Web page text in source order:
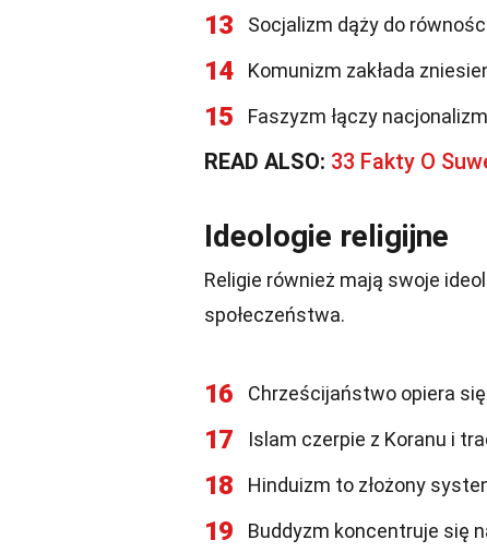
13 Socjalizm dąży do
14 Komunizm zakłada
15 Faszyzm łączy
READ ALSO: 33 Fakty O
Ideologie religijne
Religie również mają swoje
społeczeństwa.
16 Chrześcijaństwo opiera
17 Islam czerpie z Koranu i
18 Hinduizm to złożony
19 Buddyzm koncentruje się